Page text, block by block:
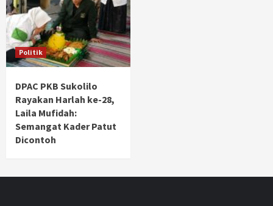
Politik
DPAC PKB Sukolilo
Rayakan Harlah ke-28,
Laila Mufidah:
Semangat Kader Patut
Dicontoh